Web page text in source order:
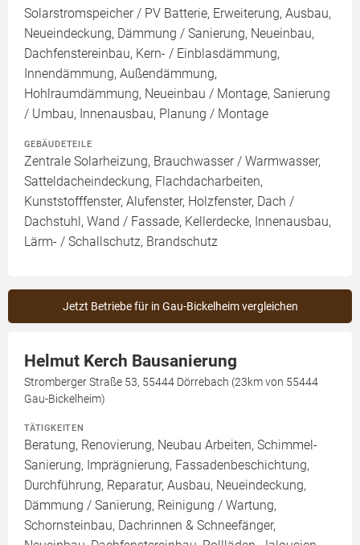
Solarstromspeicher / PV Batterie, Erweiterung, Ausbau,
Neueindeckung, Dämmung / Sanierung, Neueinbau,
Dachfenstereinbau, Kern- / Einblasdämmung,
Innendämmung, Außendämmung,
Hohlraumdämmung, Neueinbau / Montage, Sanierung
/ Umbau, Innenausbau, Planung / Montage
GEBÄUDETEILE
Zentrale Solarheizung, Brauchwasser / Warmwasser,
Satteldacheindeckung, Flachdacharbeiten,
Kunststofffenster, Alufenster, Holzfenster, Dach /
Dachstuhl, Wand / Fassade, Kellerdecke, Innenausbau,
Lärm- / Schallschutz, Brandschutz
Jetzt Betriebe für in Gau-Bickelheim vergleichen
Helmut Kerch Bausanierung
Stromberger Straße 53, 55444 Dörrebach (23km von 55444
Gau-Bickelheim)
TÄTIGKEITEN
Beratung, Renovierung, Neubau Arbeiten, Schimmel-
Sanierung, Imprägnierung, Fassadenbeschichtung,
Durchführung, Reparatur, Ausbau, Neueindeckung,
Dämmung / Sanierung, Reinigung / Wartung,
Schornsteinbau, Dachrinnen & Schneefänger,